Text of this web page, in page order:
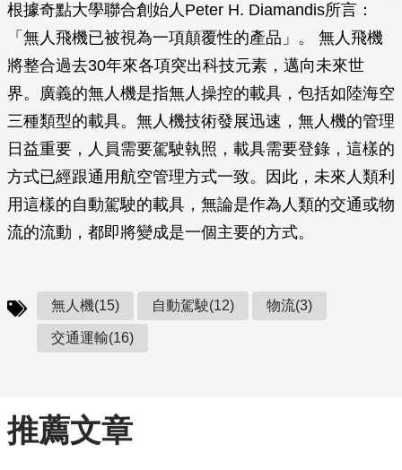
根據奇點大學聯合創始人Peter H. Diamandis所言：
「無人飛機已被視為一項顛覆性的產品」。 無人飛機
將整合過去30年來各項突出科技元素，邁向未來世
界。廣義的無人機是指無人操控的載具，包括如陸海空
三種類型的載具。無人機技術發展迅速，無人機的管理
日益重要，人員需要駕駛執照，載具需要登錄，這樣的
方式已經跟通用航空管理方式一致。因此，未來人類利
用這樣的自動駕駛的載具，無論是作為人類的交通或物
流的流動，都即將變成是一個主要的方式。
無人機(15) 自動駕駛(12) 物流(3)
交通運輸(16)
推薦文章